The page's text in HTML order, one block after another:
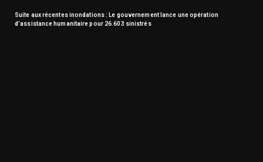
Suite aux récentes inondations : Le gouvernement lance une opération
d’assistance humanitaire pour 26.603 sinistrés